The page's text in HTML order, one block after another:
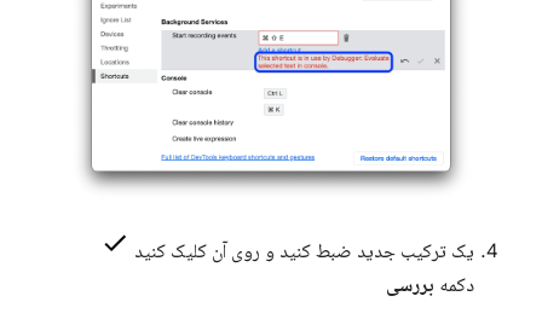
یک ترکیب جدید ضبط کنید و روی آن کلیک کنید
دکمه بررسی